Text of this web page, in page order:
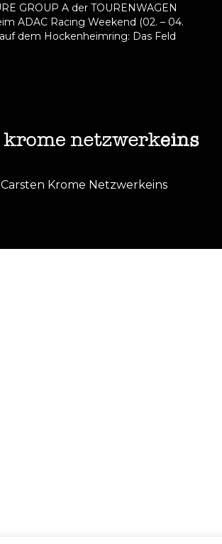
GROUP A der TOURENWAGEN
ADAC Racing Weekend (02. – 04.
dem Hockenheimring: Das Feld
Krome Netzwerkeins